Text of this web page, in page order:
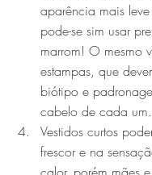
aparência mais
pode-se sim usar
marrom! O mesmo
estampas, que
biótipo e
cabelo de cada um.
Vestidos curtos
frescor e na